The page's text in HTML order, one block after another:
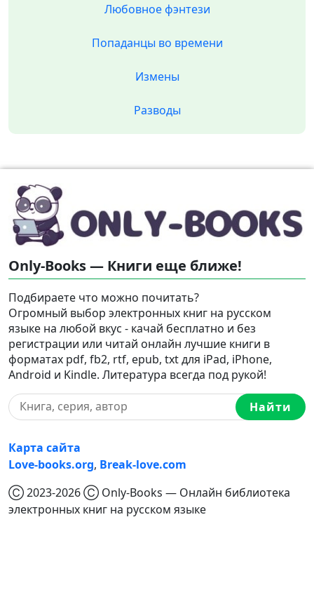
Любовное фэнтези
Попаданцы во времени
Измены
Разводы
Only-Books — Книги еще ближе!
Подбираете что можно почитать?
Огромный выбор электронных книг на русском
языке на любой вкус - качай бесплатно и без
регистрации или читай онлайн лучшие книги в
форматах pdf, fb2, rtf, epub, txt для iPad, iPhone,
Android и Kindle. Литература всегда под рукой!
Найти
Карта сайта
Love-books.org, Break-love.com
Ⓒ 2023-2026 Ⓒ Only-Books — Онлайн библиотека
электронных книг на русском языке